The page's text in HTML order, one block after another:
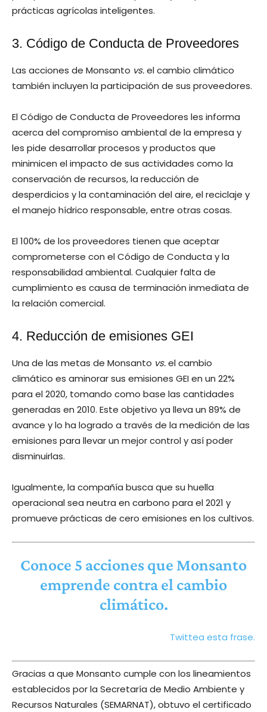
prácticas agrícolas inteligentes.
3. Código de Conducta de Proveedores
Las acciones de Monsanto vs.el cambio climático
también incluyen la participación de sus proveedores.
El Código de Conducta de Proveedores les informa
acerca del compromiso ambiental de la empresa y
les pide desarrollar procesos y productos que
minimicen el impacto de sus actividades como la
conservación de recursos, la reducción de
desperdicios y la contaminación del aire, el reciclaje y
el manejo hídrico responsable, entre otras cosas.
El 100% de los proveedores tienen que aceptar
comprometerse con el Código de Conducta y la
responsabilidad ambiental. Cualquier falta de
cumplimiento es causa de terminación inmediata de
la relación comercial.
4. Reducción de emisiones GEI
Una de las metas de Monsanto vs.el cambio
climático es aminorar sus emisiones GEI en un 22%
para el 2020, tomando como base las cantidades
generadas en 2010. Este objetivo ya lleva un 89% de
avance y lo ha logrado a través de la medición de las
emisiones para llevar un mejor control y así poder
disminuirlas.
Igualmente, la compañía busca que su huella
operacional sea neutra en carbono para el 2021 y
promueve prácticas de cero emisiones en los cultivos.
Conoce 5 acciones que Monsanto
emprende contra el cambio
climático.
Twittea esta frase.
Gracias a que Monsanto cumple con los lineamientos
establecidos por la Secretaría de Medio Ambiente y
Recursos Naturales (SEMARNAT), obtuvo el certificado